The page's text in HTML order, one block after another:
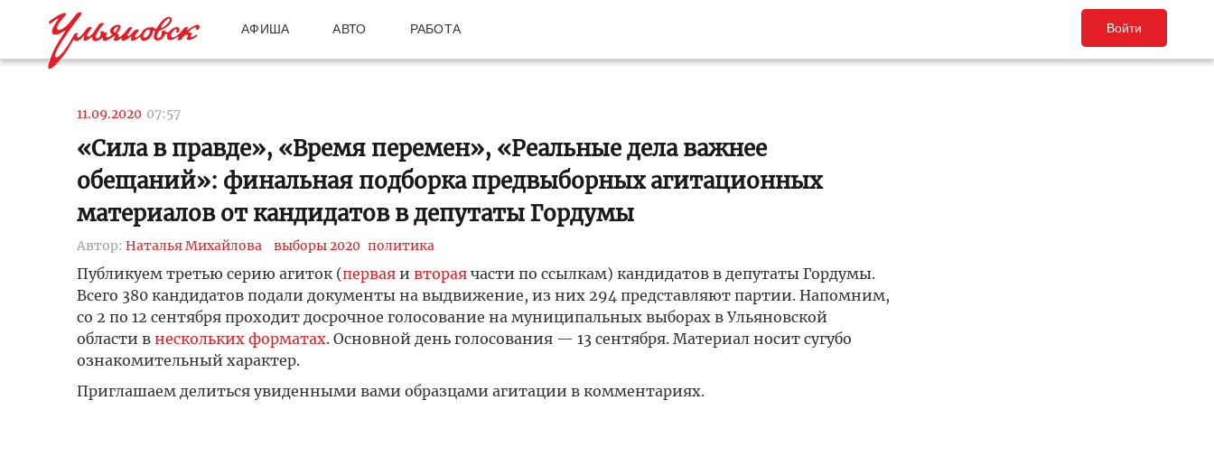
АФИША АВТО РАБОТА Войти
11.09.2020 07:57
«Сила в правде», «Время перемен», «Реальные дела важнее
обещаний»: финальная подборка предвыборных агитационных
материалов от кандидатов в депутаты Гордумы
Автор: Наталья Михайлова выборы 2020 политика
Публикуем третью серию агиток (перваяи втораячасти по ссылкам) кандидатов в депутаты Гордумы.
Всего 380 кандидатов подали документы на выдвижение, из них 294 представляют партии. Напомним,
со 2 по 12 сентября проходит досрочное голосование на муниципальных выборах в Ульяновской
области в нескольких форматах. Основной день голосования — 13 сентября. Материал носит сугубо
ознакомительный характер.
Приглашаем делиться увиденными вами образцами агитации в комментариях.